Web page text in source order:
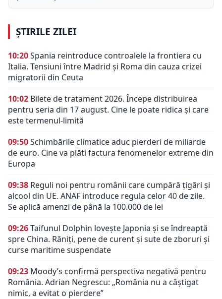
ȘTIRILE ZILEI
10:20Spania reintroduce controalele la frontiera cu
Italia. Tensiuni între Madrid și Roma din cauza crizei
migratorii din Ceuta
10:02 Bilete de tratament 2026. Începe distribuirea
pentru seria din 17 august. Cine le poate ridica și care
este termenul-limită
09:50Schimbările climatice aduc pierderi de miliarde
de euro. Cine va plăti factura fenomenelor extreme din
Europa
09:38 Reguli noi pentru românii care cumpără țigări și
alcool din UE. ANAF introduce regula celor 40 de zile.
Se aplică amenzi de până la 100.000 de lei
09:26Taifunul Dolphin lovește Japonia și se îndreaptă
spre China. Răniți, pene de curent și sute de zboruri și
curse maritime suspendate
09:23 Moody’s confirmă perspectiva negativă pentru
România. Adrian Negrescu: „România nu a câștigat
nimic, a evitat o pierdere”